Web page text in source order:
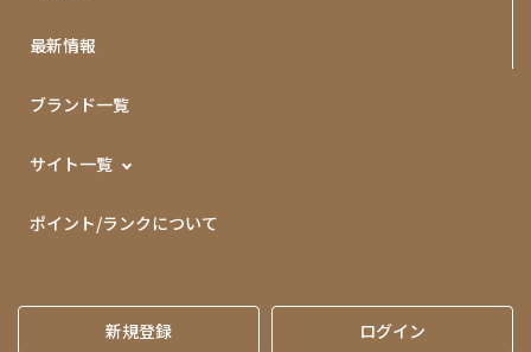
最新情報
ブランド一覧
サイト一覧
ポイント/ランクについて
新規登録 ログイン